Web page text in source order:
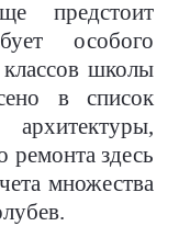
предстоит
особого
школы
в список
ремонта здесь
множества